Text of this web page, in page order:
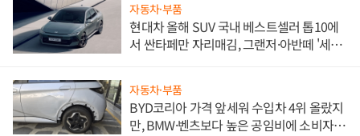
자동차·부품
현대차 올해 SUV 국내 베스트셀러 톱10에
서 싼타페만 자리매김, 그랜저·아반떼 '세단
자동차·부품
BYD코리아 가격 앞세워 수입차 4위 올랐지
만, BMW·벤츠보다 높은 공임비에 소비자